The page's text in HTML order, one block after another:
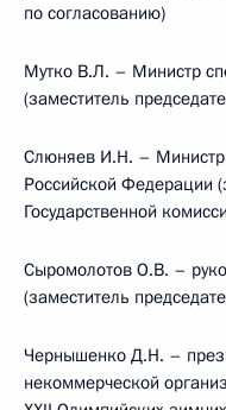
по согласованию)
Мутко В.Л. – Министр
(заместитель
Слюняев И.Н. – Министр
Российской Федерации
Государственной
Сыромолотов О.В. –
(заместитель
Чернышенко Д.Н. –
некоммерческой